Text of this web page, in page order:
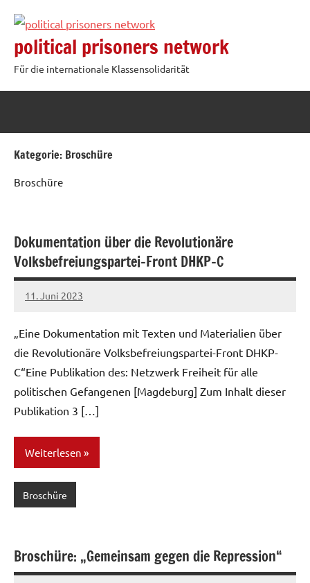
Inhalt
springen
political prisoners network
Für die internationale Klassensolidarität
Kategorie: Broschüre
Broschüre
Dokumentation über die Revolutionäre
Volksbefreiungspartei-Front DHKP-C
11. Juni 2023
network
„Eine Dokumentation mit Texten und Materialien über
die Revolutionäre Volksbefreiungspartei-Front DHKP-
C“Eine Publikation des: Netzwerk Freiheit für alle
politischen Gefangenen [Magdeburg] Zum Inhalt dieser
Publikation 3 […]
Weiterlesen
Broschüre
Broschüre: „Gemeinsam gegen die Repression“